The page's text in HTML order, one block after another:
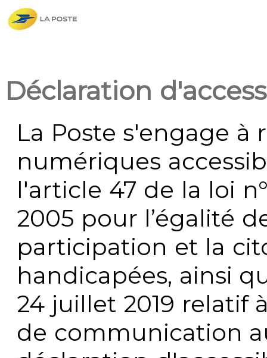
Déclaration
La Poste s'engage à
numériques
l'article 47 de la loi
2005 pour l’égalité
participation et la
handicapées, ainsi
24 juillet 2019 relatif
de communication